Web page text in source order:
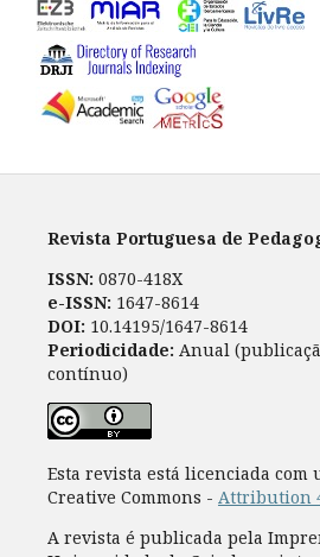
Revista Portuguesa de
ISSN: 0870-418X
e-ISSN: 1647-8614
DOI: 10.14195/1647-8614
Periodicidade: Anual
contínuo)
Esta revista está licenciada com
Creative Commons - Attribution
A revista é publicada pela